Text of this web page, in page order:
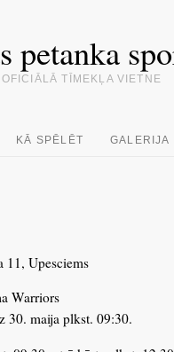
petanka
TĪMEKĻA VIETNE
KĀ SPĒLĒT GALERIJA
11, Upesciems
Warriors
30. maija plkst. 09:30.